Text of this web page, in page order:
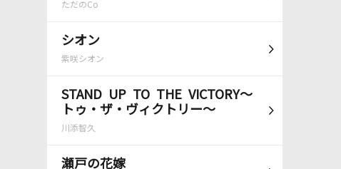
ただのCo
シオン
紫咲シオン
STAND UP TO THE VICTORY～
トゥ・ザ・ヴィクトリー～
川添智久
瀬戸の花嫁